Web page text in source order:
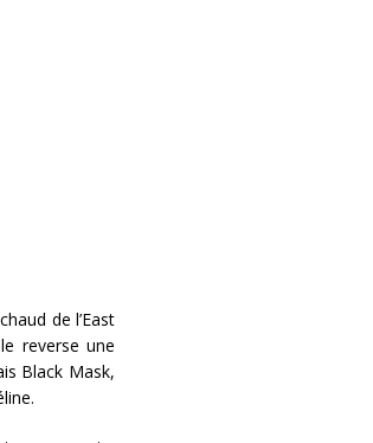
de l’East
reverse une
Black Mask,